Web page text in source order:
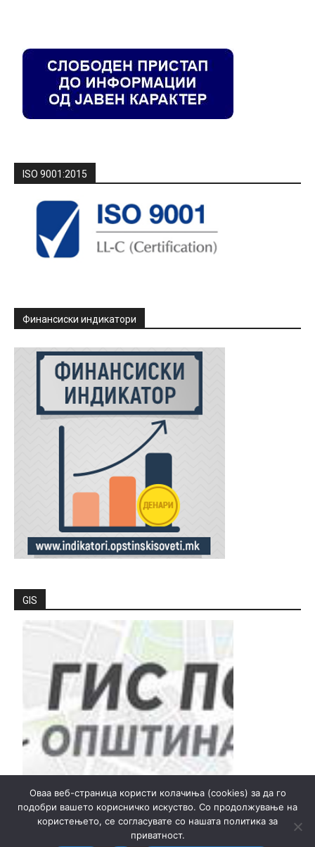
ISO 9001:2015
Финансиски индикатори
GIS
Оваа веб-страница користи колачиња (cookies) за да го
подобри вашето корисничко искуство. Со продолжување на
користењето, се согласувате со нашата политика за
приватност.